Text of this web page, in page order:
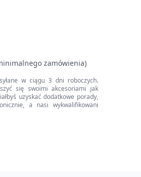
zamówienia)
w ciągu 3 dni roboczych.
się swoimi akcesoriami jak
uzyskać dodatkowe porady,
a nasi wykwalifikowani